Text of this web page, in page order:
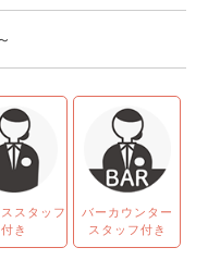
スタッフ
付き
バーカウンター
スタッフ付き